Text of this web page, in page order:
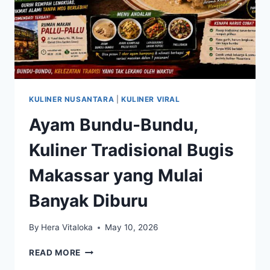
KULINER NUSANTARA KULINER VIRAL
Ayam Bundu-Bundu,
Kuliner Tradisional Bugis
Makassar yang Mulai
Banyak Diburu
By Hera Vitaloka May 10, 2026
READ MORE AYAM